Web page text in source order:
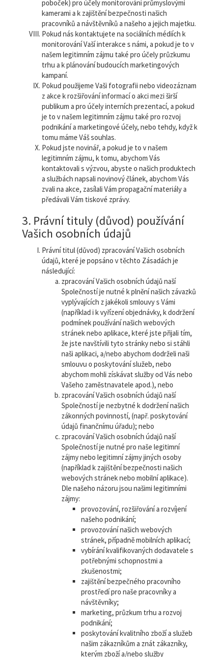
poboček) pro účely monitorování průmyslovými
kamerami a k zajištění bezpečnosti našich
pracovníků a návštěvníků a našeho a jejich majetku.
Pokud nás kontaktujete na sociálních médiích k
monitorování Vaší interakce s námi, a pokud je to v
našem legitimním zájmu také pro účely průzkumu
trhu a k plánování budoucích marketingových
kampaní.
Pokud použijeme Vaši fotografii nebo videozáznam
z akce k rozšiřování informací o akci mezi širší
publikum a pro účely interních prezentací, a pokud
je to v našem legitimním zájmu také pro rozvoj
podnikání a marketingové účely, nebo tehdy, když k
tomu máme Váš souhlas.
Pokud jste novinář, a pokud je to v našem
legitimním zájmu, k tomu, abychom Vás
kontaktovali s výzvou, abyste o našich produktech
a službách napsali novinový článek, abychom Vás
zvali na akce, zasílali Vám propagační materiály a
předávali Vám tiskové zprávy.
3. Právní tituly (důvod) používání
Vašich osobních údajů
Právní titul (důvod) zpracování Vašich osobních
údajů, které je popsáno v těchto Zásadách je
následující:
zpracování Vašich osobních údajů naší
Společností je nutné k plnění našich závazků
vyplývajících z jakékoli smlouvy s Vámi
(například i k vyřízení objednávky, k dodržení
podmínek používání našich webových
stránek nebo aplikace, které jste přijali tím,
že jste navštívili tyto stránky nebo si stáhli
naši aplikaci, a/nebo abychom dodrželi naši
smlouvu o poskytování služeb, nebo
abychom mohli získávat služby od Vás nebo
Vašeho zaměstnavatele apod.), nebo
zpracování Vašich osobních údajů naší
Společností je nezbytné k dodržení našich
zákonných povinností, (např. poskytování
údajů finančnímu úřadu); nebo
zpracování Vašich osobních údajů naší
Společností je nutné pro naše legitimní
zájmy nebo legitimní zájmy jiných osoby
(například k zajištění bezpečnosti našich
webových stránek nebo mobilní aplikace).
Dle našeho názoru jsou našimi legitimními
zájmy:
provozování, rozšiřování a rozvíjení
našeho podnikání;
provozování našich webových
stránek, případně mobilních aplikací;
vybírání kvalifikovaných dodavatele s
potřebnými schopnostmi a
zkušenostmi;
zajištění bezpečného pracovního
prostředí pro naše pracovníky a
návštěvníky;
marketing, průzkum trhu a rozvoj
podnikání;
poskytování kvalitního zboží a služeb
našim zákazníkům a znát zákazníky,
kterým zboží a/nebo služby